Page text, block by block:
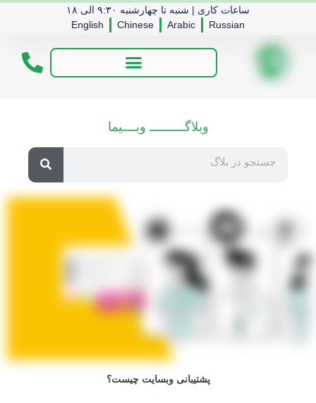
ساعات کاری | شنبه تا چهارشنبه ۹:۳۰ الی ۱۸
Russian
Arabic
Chinese
English
وبلاگــــــــــ وبــــیما
پشتیبانی وبسایت چیست؟